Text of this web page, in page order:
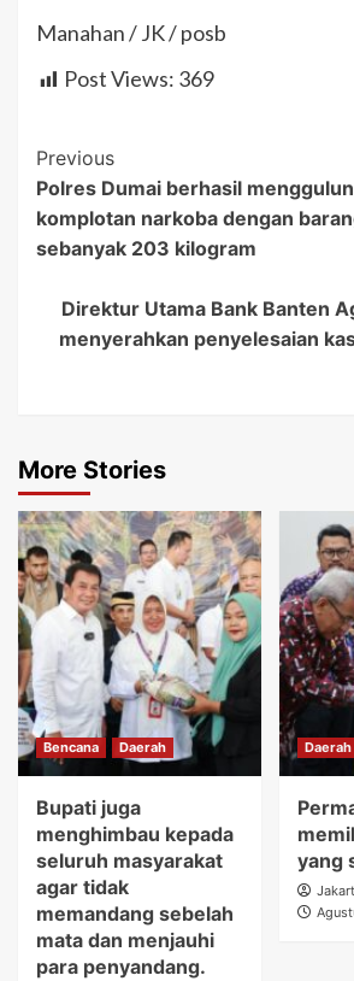
Manahan / JK / posb
Post Views: 369
Post
Navigation
Previous
Polres Dumai berhasil
komplotan narkoba dengan
sebanyak 203 kilogram
Direktur Utama Bank Banten
menyerahkan penyelesaian
More Stories
Bencana Daerah
Bupati juga
menghimbau kepada
seluruh masyarakat
agar tidak
memandang sebelah
mata dan menjauhi
para penyandang.
Daerah
yang